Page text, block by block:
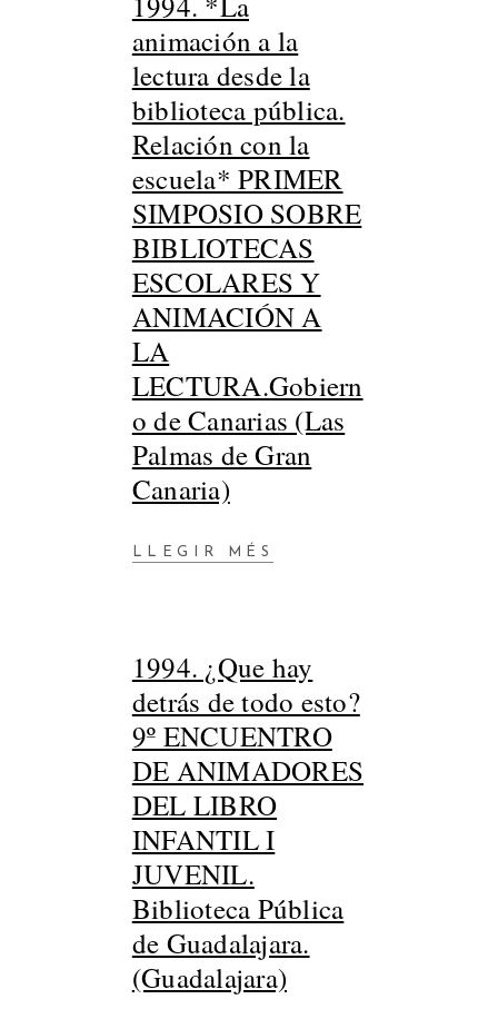
animación a la
lectura desde la
biblioteca pública.
Relación con la
escuela* PRIMER
SIMPOSIO SOBRE
BIBLIOTECAS
ESCOLARES Y
ANIMACIÓN A
LA
LECTURA.Gobiern
o de Canarias (Las
Palmas de Gran
Canaria)
LLEGIR MÉS
1994. ¿Que hay
detrás de todo esto?
9º ENCUENTRO
DE ANIMADORES
DEL LIBRO
INFANTIL I
JUVENIL.
Biblioteca Pública
de Guadalajara.
(Guadalajara)